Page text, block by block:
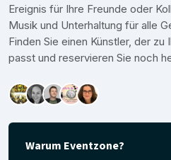
Ereignis für Ihre Freunde oder
Musik und Unterhaltung für alle
Finden Sie einen Künstler, der
passt und reservieren Sie noch
Warum Eventzone?